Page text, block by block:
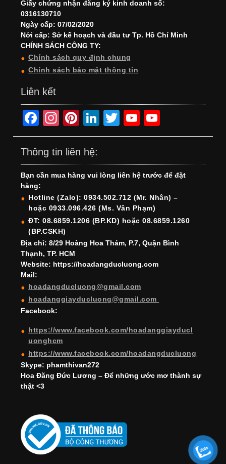
Giấy chứng nhận đăng ký kinh doanh số:
0316130710
Ngày cấp: 07/02/2020
Nới cấp: Sở kế hoạch và đầu tư Tp. Hồ Chí Minh
CHÍNH SÁCH CÔNG TY:
Chính sách quy định chung
Chính sách bảo mật thông tin
Liên kết
F
a
c
e
b
o
o
k
In
st
a
gr
a
m
Pi
nt
er
e
st
Li
n
e
dI
n
T
wi
er
Y
o
T
u
b
e
o
T
u
b
e
h
Thông tin liên hệ:
Bạn cần mua hàng vui lòng liên hệ trước để đặt
hàng:
Hotline (Zalo): 0934.502.712 (Mr. Nhân) –
hoặc 0933.096.426 (Ms. Vân Phạm)
ĐT: 08.6859.1206 (BP.KD) hoặc 08.6859.1260
(BP.CSKH)
Địa chỉ: 8/29 Hoàng Hoa Thám, P.7, Quận Bình
Thạnh, TP. HCM
Website: https://hoadangducluong.com
Mail:
hoadangducluong@gmail.com
hoadanggiayducluong@gmail.com
Facebook:
https://www.facebook.com/hoadanggiayducl
uonghcm
https://www.facebook.com/hoadangducluong
Skype: phamthivan272
Hoa Đăng Đức Lương – Để những ước mơ thành sự
thật <3